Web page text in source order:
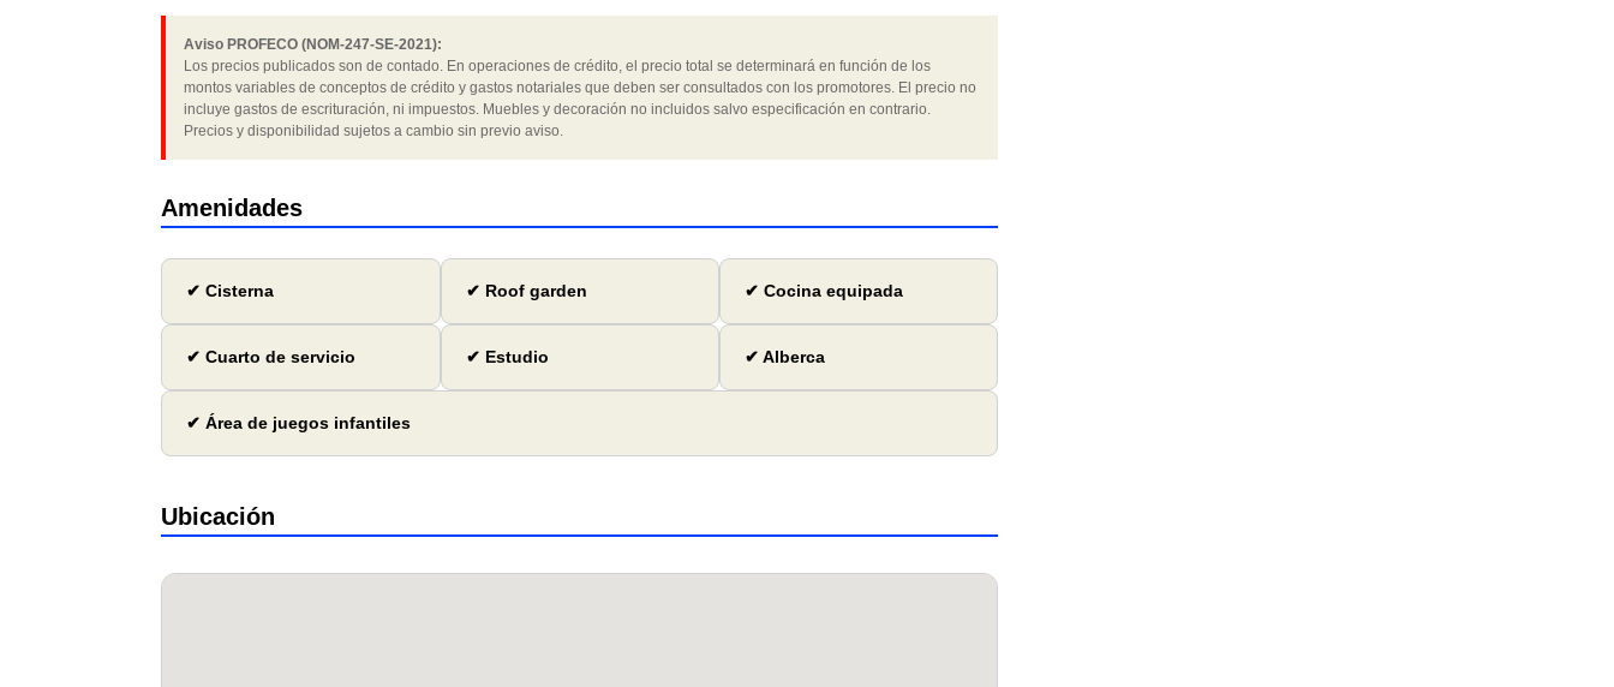
Aviso PROFECO (NOM-247-SE-2021):
Los precios publicados son de contado. En operaciones de crédito, el precio total se determinará en función de los
montos variables de conceptos de crédito y gastos notariales que deben ser consultados con los promotores. El precio no
incluye gastos de escrituración, ni impuestos. Muebles y decoración no incluidos salvo especificación en contrario.
Precios y disponibilidad sujetos a cambio sin previo aviso.
Amenidades
✔ Cisterna ✔ Roof garden ✔ Cocina equipada
✔ Cuarto de servicio ✔ Estudio ✔ Alberca
✔ Área de juegos infantiles
Ubicación